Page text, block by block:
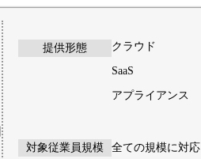
提供形態 クラウド
SaaS
アプライアンス
対象従業員規模 全ての規模に対応